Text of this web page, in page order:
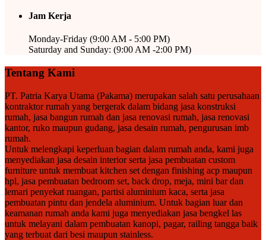
Jam Kerja
Monday-Friday (9:00 AM - 5:00 PM)
Saturday and Sunday: (9:00 AM -2:00 PM)
Tentang Kami
PT. Patria Karya Utama (Pakama) merupakan salah satu perusahaan
kontraktor rumah yang bergerak dalam bidang jasa konstruksi
rumah, jasa bangun rumah dan jasa renovasi rumah, jasa renovasi
kantor, ruko maupun gudang, jasa desain rumah, pengurusan imb
rumah.
Untuk melengkapi keperluan bagian dalam rumah anda, kami juga
menyediakan jasa desain interior serta jasa pembuatan custom
furniture untuk membuat kitchen set dengan finishing acp maupun
hpl, jasa pembuatan bedroom set, back drop, meja, mini bar dan
lemari penyekat ruangan, partisi aluminium kaca, serta jasa
pembuatan pintu dan jendela aluminium. Untuk bagian luar dan
keamanan rumah anda kami juga menyediakan jasa bengkel las
untuk melayani dalam pembuatan kanopi, pagar, railing tangga baik
yang terbuat dari besi maupun stainless.